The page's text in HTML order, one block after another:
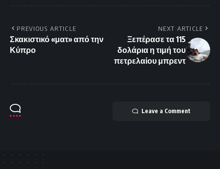
PREVIOUS ARTICLE
Σκακιστικό «ματ» από την
Κύπρο
NEXT ARTICLE
Ξεπέρασε τα 115
δολάρια η τιμή του
πετρελαίου μπρεντ
Leave a Comment